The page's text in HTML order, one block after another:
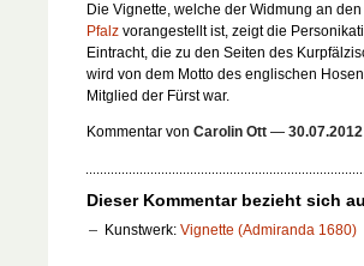
Die Vignette, welche der Widmung an
Pfalz vorangestellt ist, zeigt die
Eintracht, die zu den Seiten des
wird von dem Motto des englischen
Mitglied der Fürst war.
Kommentar von Carolin Ott — 30.07.2012
Dieser Kommentar bezieht sich
Kunstwerk: Vignette (Admiranda 1680)